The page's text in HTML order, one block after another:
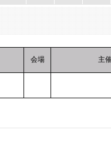
会場 主